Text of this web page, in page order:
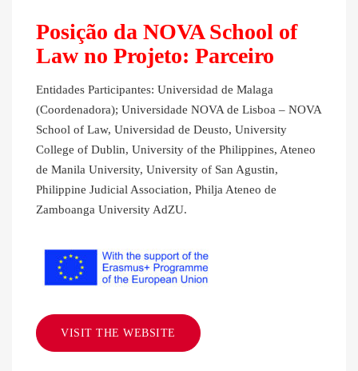
Posição da NOVA School of
Law no Projeto: Parceiro
Entidades Participantes: Universidad de Malaga
(Coordenadora); Universidade NOVA de Lisboa – NOVA
School of Law, Universidad de Deusto, University
College of Dublin, University of the Philippines, Ateneo
de Manila University, University of San Agustin,
Philippine Judicial Association, Philja Ateneo de
Zamboanga University AdZU.
VISIT THE WEBSITE